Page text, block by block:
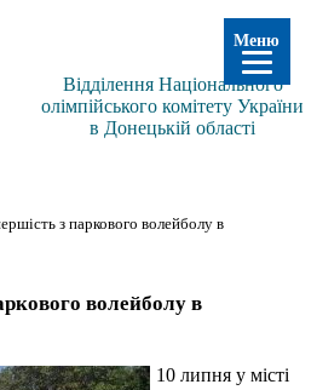
Відділення Національного
олімпійського комітету України
в Донецькій області
з паркового волейболу в
волейболу в
10 липня у місті
Меню